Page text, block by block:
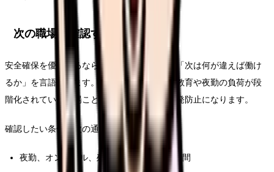
次の職場で確認する条件
安全確保を優先するなら、求人票を見る前に「次は何が違えば働け
るか」を言語化します。相談先が複数ある、教育や夜勤の負荷が段
階化されている職場ことが、このテーマの再発防止になります。
確認したい条件は次の通りです。
夜勤、オンコール、残業、前残業、記録時間